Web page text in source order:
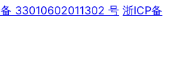
33010602011302 号 浙ICP备